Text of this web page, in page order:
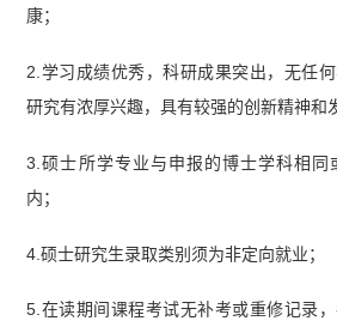
康；
2.学习成绩优秀，科研成果突出，无任
研究有浓厚兴趣，具有较强的创新精神和
3.硕士所学专业与申报的博士学科相同
内；
4.硕士研究生录取类别须为非定向就业；
5.在读期间课程考试无补考或重修记录